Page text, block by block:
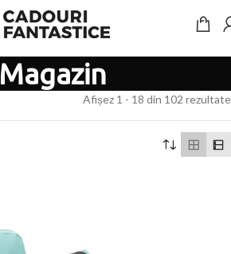
Magazin
Afișez 1 - 18 din 102 rezultate